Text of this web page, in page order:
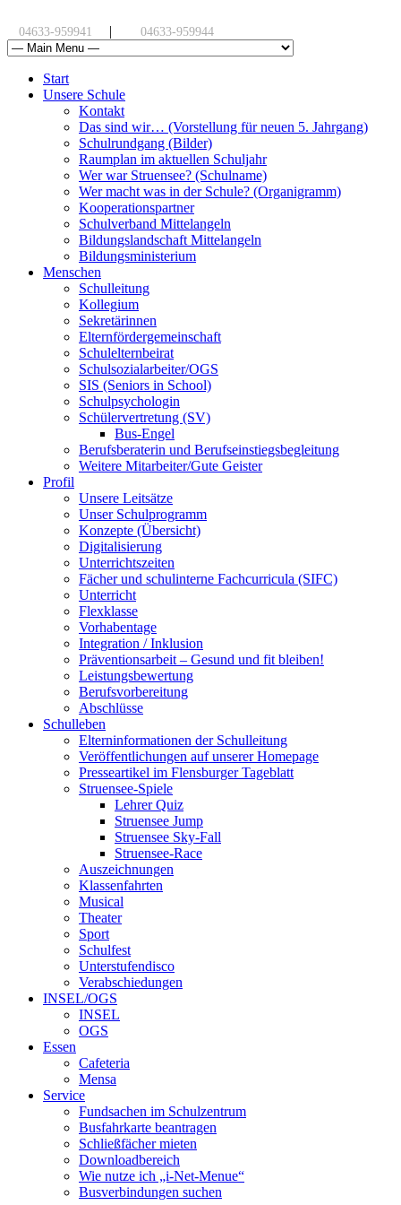
04633-959941 | 04633-959944
Start
Unsere Schule
Kontakt
Das sind wir… (Vorstellung für neuen 5. Jahrgang)
Schulrundgang (Bilder)
Raumplan im aktuellen Schuljahr
Wer war Struensee? (Schulname)
Wer macht was in der Schule? (Organigramm)
Kooperationspartner
Schulverband Mittelangeln
Bildungslandschaft Mittelangeln
Bildungsministerium
Menschen
Schulleitung
Kollegium
Sekretärinnen
Elternfördergemeinschaft
Schulelternbeirat
Schulsozialarbeiter/OGS
SIS (Seniors in School)
Schulpsychologin
Schülervertretung (SV)
Bus-Engel
Berufsberaterin und Berufseinstiegsbegleitung
Weitere Mitarbeiter/Gute Geister
Profil
Unsere Leitsätze
Unser Schulprogramm
Konzepte (Übersicht)
Digitalisierung
Unterrichtszeiten
Fächer und schulinterne Fachcurricula (SIFC)
Unterricht
Flexklasse
Vorhabentage
Integration / Inklusion
Präventionsarbeit – Gesund und fit bleiben!
Leistungsbewertung
Berufsvorbereitung
Abschlüsse
Schulleben
Elterninformationen der Schulleitung
Veröffentlichungen auf unserer Homepage
Presseartikel im Flensburger Tageblatt
Struensee-Spiele
Lehrer Quiz
Struensee Jump
Struensee Sky-Fall
Struensee-Race
Auszeichnungen
Klassenfahrten
Musical
Theater
Sport
Schulfest
Unterstufendisco
Verabschiedungen
INSEL/OGS
INSEL
OGS
Essen
Cafeteria
Mensa
Service
Fundsachen im Schulzentrum
Busfahrkarte beantragen
Schließfächer mieten
Downloadbereich
Wie nutze ich „i-Net-Menue“
Busverbindungen suchen